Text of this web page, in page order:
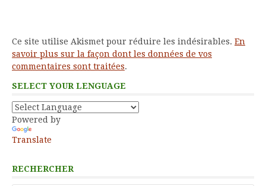
Ce site utilise Akismet pour réduire les indésirables. En
savoir plus sur la façon dont les données de vos
commentaires sont traitées.
SELECT YOUR LENGUAGE
Powered by
Translate
RECHERCHER